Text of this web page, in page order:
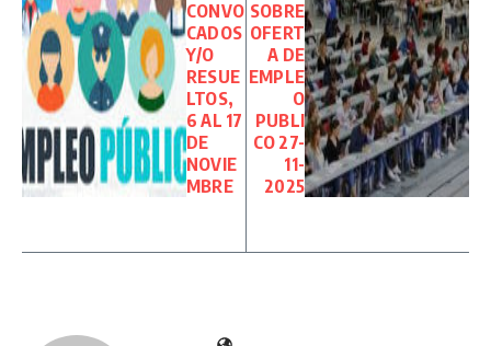
CONVO
CADOS
Y/O
RESUE
LTOS,
6 AL 17
DE
NOVIE
MBRE
SOBRE
OFERT
A DE
EMPLE
O
PUBLI
CO 27-
11-
2025